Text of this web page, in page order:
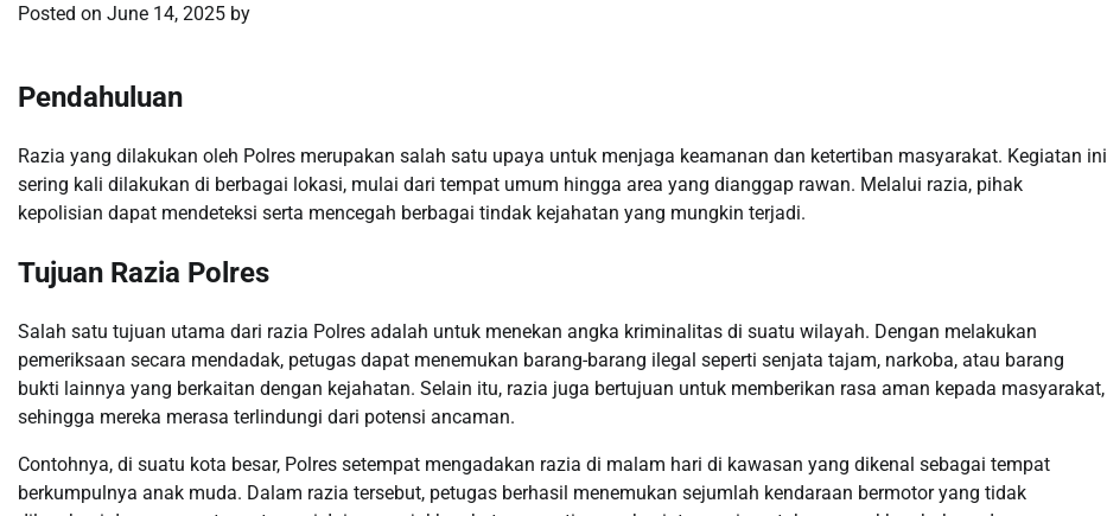
Posted on June 14, 2025 by
Pendahuluan
Razia yang dilakukan oleh Polres merupakan salah satu upaya untuk menjaga keamanan dan ketertiban masyarakat. Kegiatan ini
sering kali dilakukan di berbagai lokasi, mulai dari tempat umum hingga area yang dianggap rawan. Melalui razia, pihak
kepolisian dapat mendeteksi serta mencegah berbagai tindak kejahatan yang mungkin terjadi.
Tujuan Razia Polres
Salah satu tujuan utama dari razia Polres adalah untuk menekan angka kriminalitas di suatu wilayah. Dengan melakukan
pemeriksaan secara mendadak, petugas dapat menemukan barang-barang ilegal seperti senjata tajam, narkoba, atau barang
bukti lainnya yang berkaitan dengan kejahatan. Selain itu, razia juga bertujuan untuk memberikan rasa aman kepada masyarakat,
sehingga mereka merasa terlindungi dari potensi ancaman.
Contohnya, di suatu kota besar, Polres setempat mengadakan razia di malam hari di kawasan yang dikenal sebagai tempat
berkumpulnya anak muda. Dalam razia tersebut, petugas berhasil menemukan sejumlah kendaraan bermotor yang tidak